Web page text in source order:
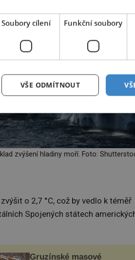
zvýšení hladiny moří. Foto:
o 2,7 °C, což by vedlo k téměř
Spojených státech
Gruzínské masové
Soubory cílení Funkční soubory
VŠE ODMÍTNOUT